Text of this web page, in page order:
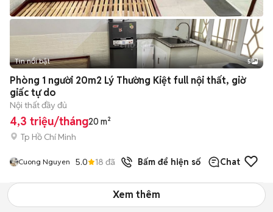
Tin nổi bật 5
Phòng 1 người 20m2 Lý Thường Kiệt full nội thất, giờ
giấc tự do
Nội thất đầy đủ
4,3 triệu/tháng20 m²
Tp Hồ Chí Minh
Cuong Nguyen 5.0 18 đã bán Bấm để hiện số Chat
Xem thêm